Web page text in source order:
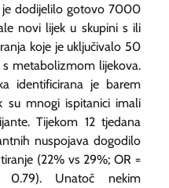
je dodijelilo gotovo 7000
novi lijek u skupini s ili
koje je uključivalo 50
s metabolizmom lijekova.
identificirana je barem
su mnogi ispitanici imali
Tijekom 12 tjedana
nuspojava dogodilo
(22% vs 29%; OR =
Unatoč nekim